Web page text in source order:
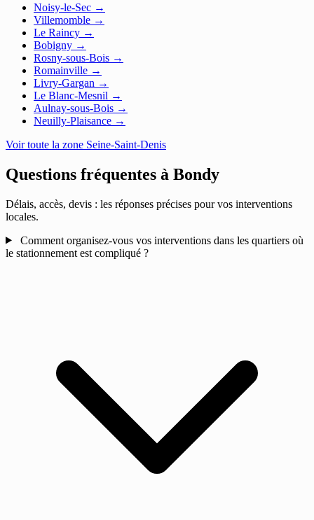
Noisy-le-Sec →
Villemomble →
Le Raincy →
Bobigny →
Rosny-sous-Bois →
Romainville →
Livry-Gargan →
Le Blanc-Mesnil →
Aulnay-sous-Bois →
Neuilly-Plaisance →
Voir toute la zone Seine-Saint-Denis
Questions fréquentes à Bondy
Délais, accès, devis : les réponses précises pour vos interventions
locales.
Comment organisez-vous vos interventions dans les quartiers où
le stationnement est compliqué ?